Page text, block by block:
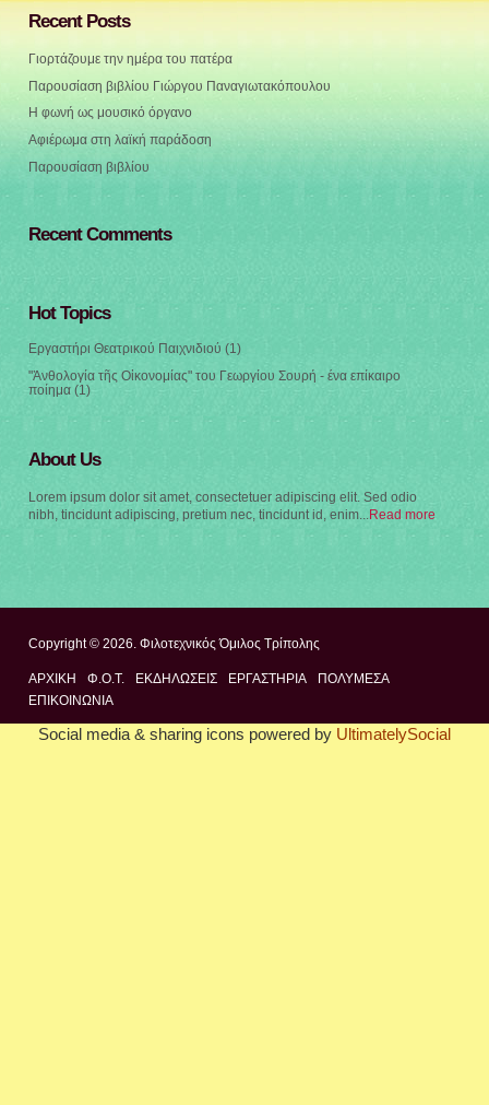
Recent Posts
Γιορτάζουμε την ημέρα του πατέρα
Παρουσίαση βιβλίου Γιώργου Παναγιωτακόπουλου
Η φωνή ως μουσικό όργανο
Αφιέρωμα στη λαϊκή παράδοση
Παρουσίαση βιβλίου
Recent Comments
Hot Topics
Εργαστήρι Θεατρικού Παιχνιδιού (1)
"Ἀνθολογία τῆς Οἰκονομίας" του Γεωργίου Σουρή - ένα επίκαιρο
ποίημα (1)
About Us
Lorem ipsum dolor sit amet, consectetuer adipiscing elit. Sed odio
nibh, tincidunt adipiscing, pretium nec, tincidunt id, enim...
Read more
Copyright © 2026. Φιλοτεχνικός Όμιλος Τρίπολης
ΑΡΧΙΚΉ Φ.Ο.Τ. ΕΚΔΗΛΩΣΕΙΣ ΕΡΓΑΣΤΗΡΙΑ
ΠΟΛΥΜΈΣΑ
ΕΠΙΚΟΙΝΩΝΊΑ
Social media & sharing icons powered by UltimatelySocial